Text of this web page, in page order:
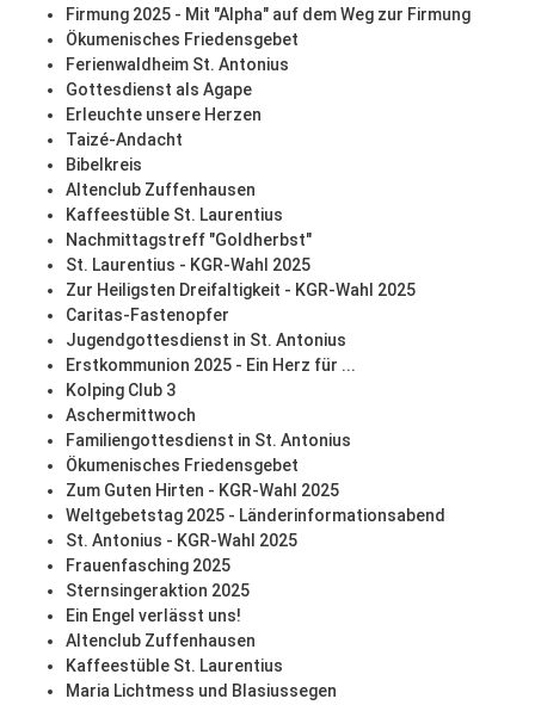
Firmung 2025 - Mit "Alpha" auf dem Weg zur Firmung
Ökumenisches Friedensgebet
Ferienwaldheim St. Antonius
Gottesdienst als Agape
Erleuchte unsere Herzen
Taizé-Andacht
Bibelkreis
Altenclub Zuffenhausen
Kaffeestüble St. Laurentius
Nachmittagstreff "Goldherbst"
St. Laurentius - KGR-Wahl 2025
Zur Heiligsten Dreifaltigkeit - KGR-Wahl 2025
Caritas-Fastenopfer
Jugendgottesdienst in St. Antonius
Erstkommunion 2025 - Ein Herz für ...
Kolping Club 3
Aschermittwoch
Familiengottesdienst in St. Antonius
Ökumenisches Friedensgebet
Zum Guten Hirten - KGR-Wahl 2025
Weltgebetstag 2025 - Länderinformationsabend
St. Antonius - KGR-Wahl 2025
Frauenfasching 2025
Sternsingeraktion 2025
Ein Engel verlässt uns!
Altenclub Zuffenhausen
Kaffeestüble St. Laurentius
Maria Lichtmess und Blasiussegen